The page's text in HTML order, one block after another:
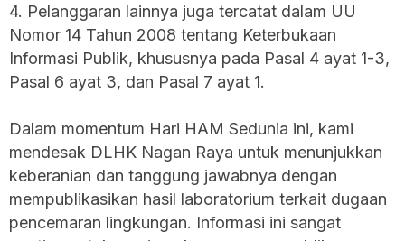
4. Pelanggaran lainnya juga tercatat dalam UU
Nomor 14 Tahun 2008 tentang Keterbukaan
Informasi Publik, khususnya pada Pasal 4 ayat 1-3,
Pasal 6 ayat 3, dan Pasal 7 ayat 1.
Dalam momentum Hari HAM Sedunia ini, kami
mendesak DLHK Nagan Raya untuk menunjukkan
keberanian dan tanggung jawabnya dengan
mempublikasikan hasil laboratorium terkait dugaan
pencemaran lingkungan. Informasi ini sangat